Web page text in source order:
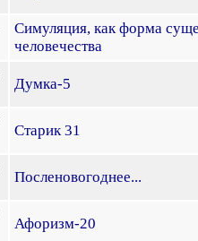
Симуляция, как форма
человечества
Думка-5
Старик 31
Посленовогоднее...
Афоризм-20